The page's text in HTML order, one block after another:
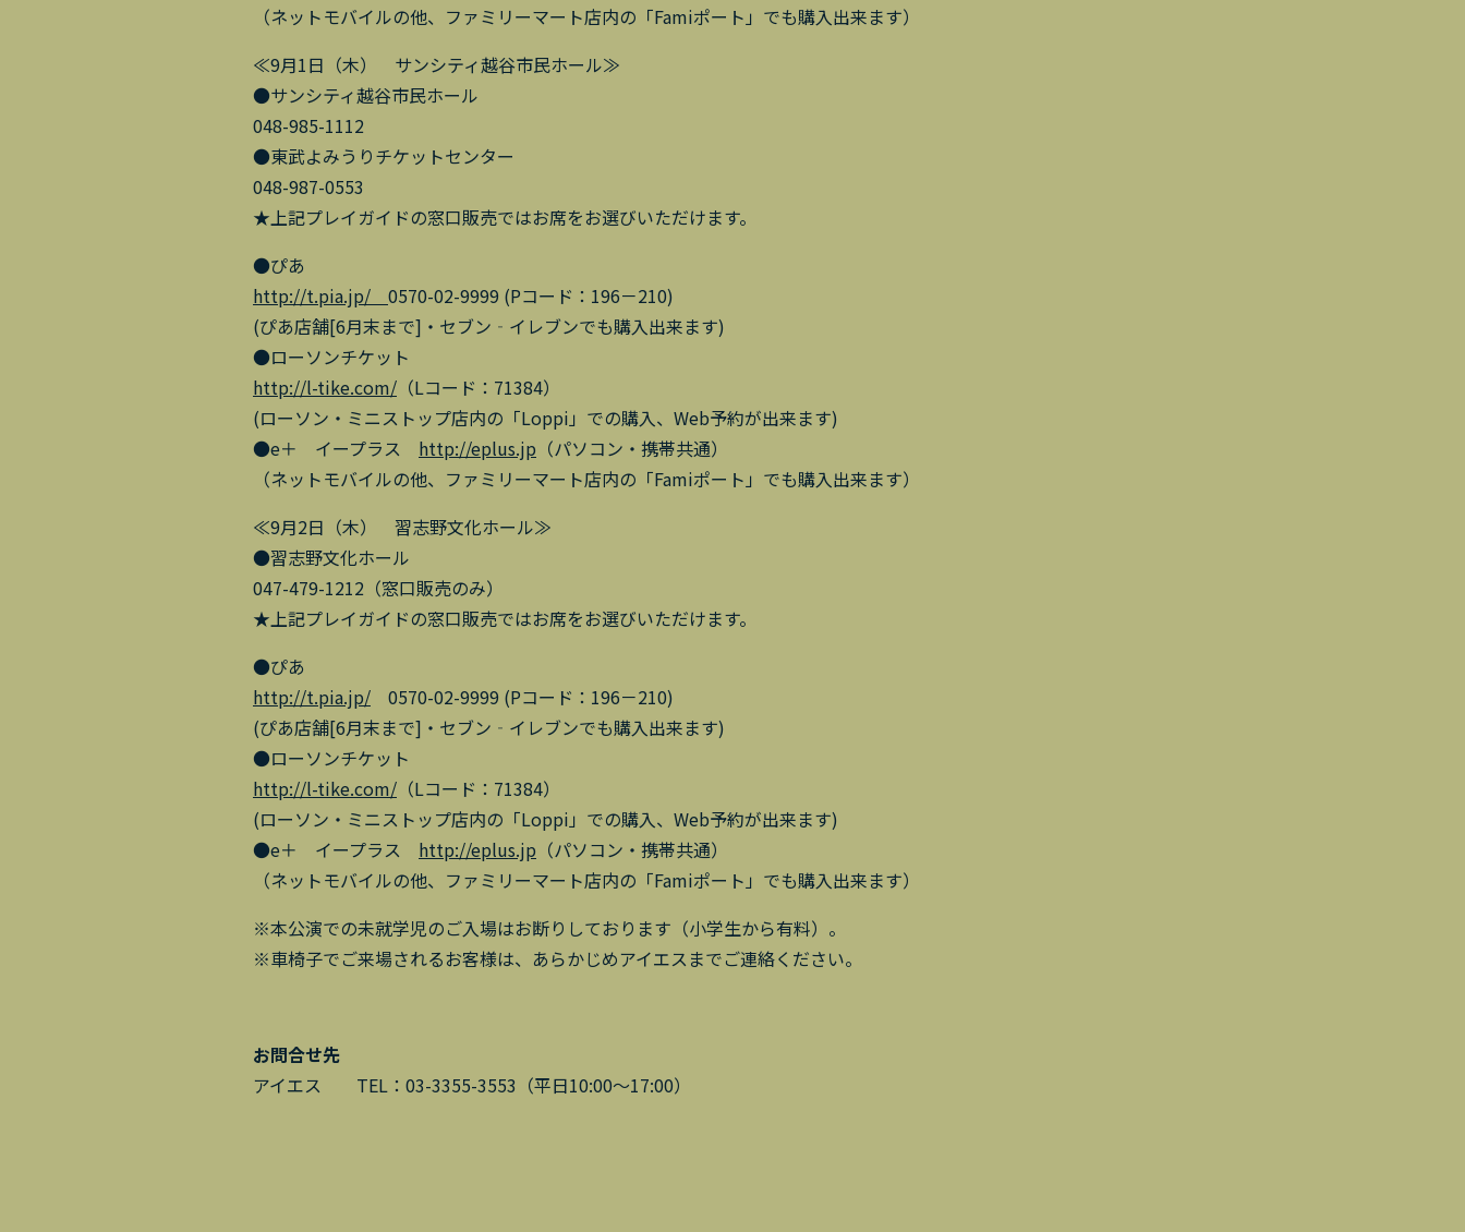
（ネットモバイルの他、ファミリーマート店内の「Famiポート」でも購入出来ます）
≪9月1日（木） サンシティ越谷市民ホール≫
●サンシティ越谷市民ホール
048-985-1112
●東武よみうりチケットセンター
048-987-0553
★上記プレイガイドの窓口販売ではお席をお選びいただけます。
●ぴあ
http://t.pia.jp/ 0570-02-9999 (Pコード：196－210)
(ぴあ店舗[6月末まで]・セブン‐イレブンでも購入出来ます)
●ローソンチケット
http://l-tike.com/ （Lコード：71384）
(ローソン・ミニストップ店内の「Loppi」での購入、Web予約が出来ます)
●e＋ イープラス http://eplus.jp （パソコン・携帯共通）
（ネットモバイルの他、ファミリーマート店内の「Famiポート」でも購入出来ます）
≪9月2日（木） 習志野文化ホール≫
●習志野文化ホール
047-479-1212（窓口販売のみ）
★上記プレイガイドの窓口販売ではお席をお選びいただけます。
●ぴあ
http://t.pia.jp/ 0570-02-9999 (Pコード：196－210)
(ぴあ店舗[6月末まで]・セブン‐イレブンでも購入出来ます)
●ローソンチケット
http://l-tike.com/ （Lコード：71384）
(ローソン・ミニストップ店内の「Loppi」での購入、Web予約が出来ます)
●e＋ イープラス http://eplus.jp （パソコン・携帯共通）
（ネットモバイルの他、ファミリーマート店内の「Famiポート」でも購入出来ます）
※本公演での未就学児のご入場はお断りしております（小学生から有料）。
※車椅子でご来場されるお客様は、あらかじめアイエスまでご連絡ください。
お問合せ先
アイエス TEL：03-3355-3553（平日10:00～17:00）